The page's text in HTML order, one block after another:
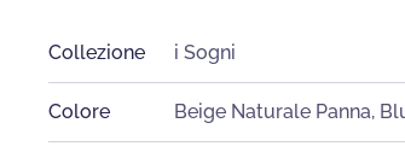
Collezione i Sogni
Colore Beige Naturale Panna,